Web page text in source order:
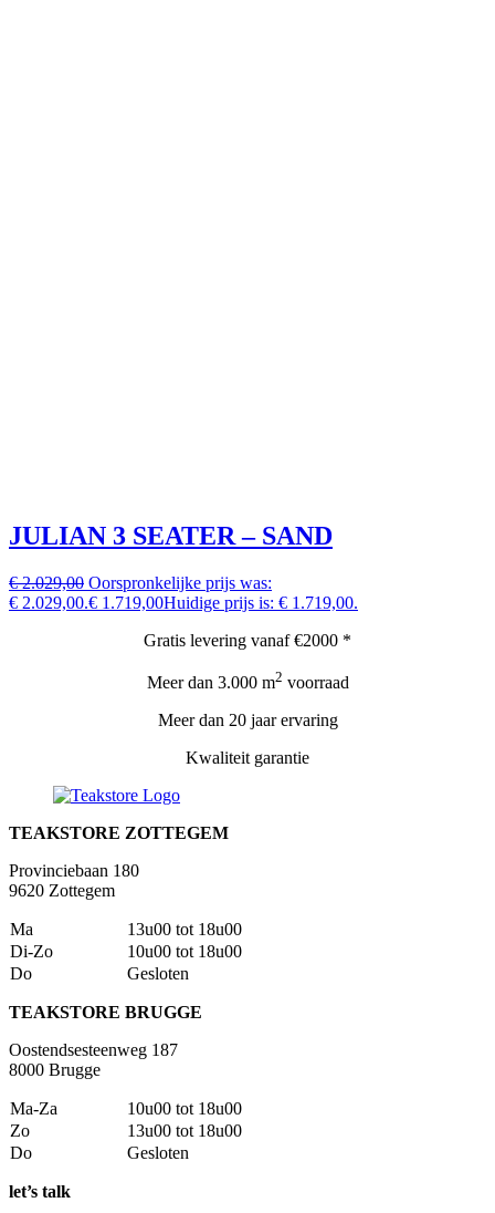
JULIAN 3 SEATER – SAND
€ 2.029,00 Oorspronkelijke prijs was:
€ 2.029,00.€ 1.719,00Huidige prijs is: € 1.719,00.
Gratis levering vanaf €2000 *
Meer dan 3.000 m2 voorraad
Meer dan 20 jaar ervaring
Kwaliteit garantie
TEAKSTORE ZOTTEGEM
Provinciebaan 180
9620 Zottegem
Ma
13u00 tot 18u00
Di-Zo
10u00 tot 18u00
Do
Gesloten
TEAKSTORE BRUGGE
Oostendsesteenweg 187
8000 Brugge
Ma-Za
10u00 tot 18u00
Zo
13u00 tot 18u00
Do
Gesloten
let’s talk